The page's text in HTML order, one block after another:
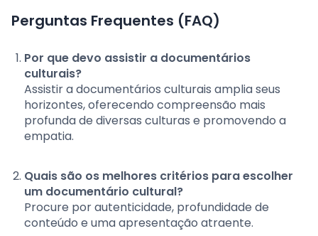
Perguntas Frequentes (FAQ)
Por que devo assistir a documentários
culturais?
Assistir a documentários culturais amplia seus
horizontes, oferecendo compreensão mais
profunda de diversas culturas e promovendo a
empatia.
Quais são os melhores critérios para escolher
um documentário cultural?
Procure por autenticidade, profundidade de
conteúdo e uma apresentação atraente.